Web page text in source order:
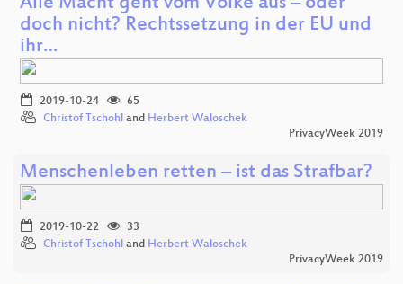
doch nicht? Rechtssetzung in der EU und
ihr…
2019-10-24
65
Christof Tschohl and Herbert Waloschek
PrivacyWeek 2019
Menschenleben retten – ist das Strafbar?
2019-10-22
33
Christof Tschohl and Herbert Waloschek
PrivacyWeek 2019